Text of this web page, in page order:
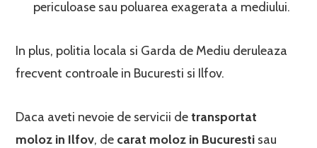
periculoase sau poluarea exagerata a mediului.
In plus, politia locala si Garda de Mediu deruleaza
frecvent controale in Bucuresti si Ilfov.
Daca aveti nevoie de servicii detransportat
moloz in Ilfov, de carat moloz in Bucuresti sau